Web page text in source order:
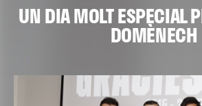
UN DIA MOLT ESPECIAL
DOMÈNECH